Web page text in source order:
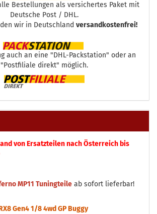
Bestellungen als versichertes Paket mit
Deutsche Post / DHL.
wir in Deutschland versandkostenfrei!
an eine "DHL-Packstation" oder an
"Postfiliale direkt" möglich.
von Ersatzteilen nach Österreich bis
MP11 Tuningteile ab sofort lieferbar!
Gen4 1/8 4wd GP Buggy